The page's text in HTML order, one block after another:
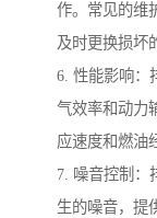
作。常见的维
及时更换损坏
6. 性能影响：
气效率和动力
应速度和燃油
7. 噪音控制：
生的噪音，提